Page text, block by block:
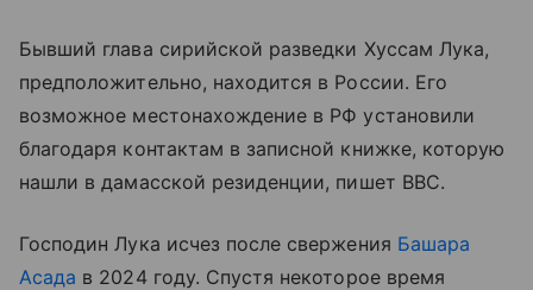
Бывший глава сирийской разведки Хуссам Лука,
предположительно, находится в России. Его
возможное местонахождение в РФ установили
благодаря контактам в записной книжке, которую
нашли в дамасской резиденции, пишет BBC.
Господин Лука исчез после свержения Башара
Асада в 2024 году. Спустя некоторое время